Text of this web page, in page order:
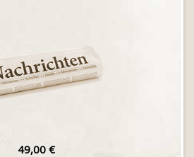
49,00 €